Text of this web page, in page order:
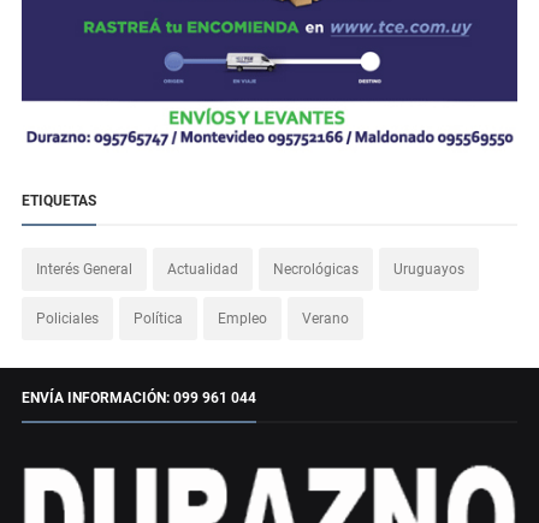
ETIQUETAS
Interés General Actualidad Necrológicas Uruguayos
Policiales Política Empleo Verano
ENVÍA INFORMACIÓN: 099 961 044